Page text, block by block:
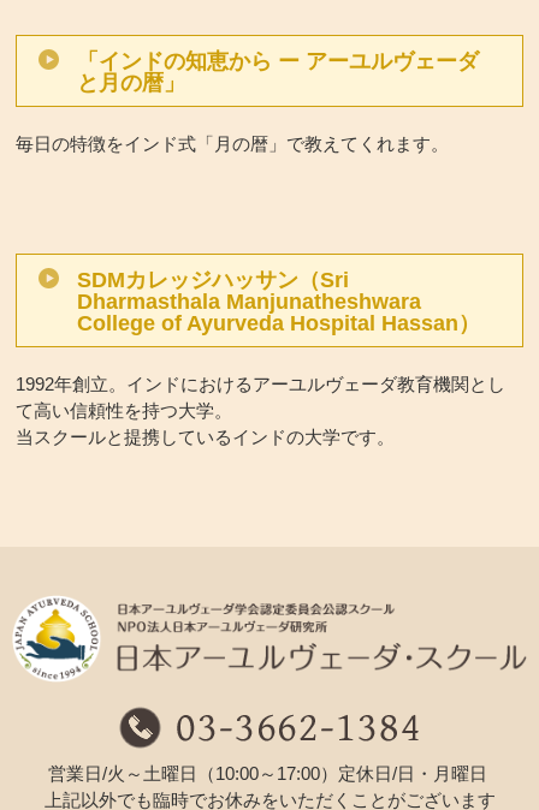
「インドの知恵から ー アーユルヴェーダ
と月の暦」
毎日の特徴をインド式「月の暦」で教えてくれます。
SDMカレッジハッサン （Sri
Dharmasthala Manjunatheshwara
College of Ayurveda Hospital Hassan）
1992年創立。インドにおけるアーユルヴェーダ教育機関とし
て高い信頼性を持つ大学。
当スクールと提携しているインドの大学です。
営業日/火～土曜日（10:00～17:00）定休日/日・月曜日
上記以外でも臨時でお休みをいただくことがございます